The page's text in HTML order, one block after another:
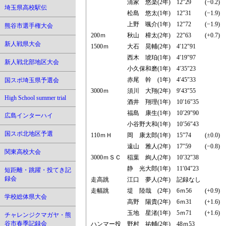
埼玉県高校駅伝
熊谷市選手権大会
新人戦県大会
新人戦北部地区大会
国スポ埼玉県予選会
High School summer trial
広島インターハイ
国スポ北地区予選
関東高校大会
短距離・跳躍・投てき記
録会
学校総体県大会
チャレンジクマガヤ・熊
谷市春季記録会
清家 悠楽(2年) 12″29
(−0.2)
松島 悠太(1年)
12″31
(−1.9)
上野 颯介(1年)
12″72
(−1.9)
200ｍ
秋山 樟太(2年) 22″63
(+0.7)
1500ｍ
大石 晃輔(2年)
4′12″91
西木 琥珀(1年)
4′19″97
小久保和磨(1年)
4′35″23
赤尾 幹 (1年)
4′45″33
3000ｍ
須川 大翔(2年)
9′43″55
酒井 翔理(1年)
10′16″35
福島 康生(1年)
10′29″90
小谷野大和(1年)
10′56″43
110ｍＨ
岡 康太郎(1年) 15″74
(±0.0)
遠山 雅人(2年)
17″59
(−0.8)
3000ｍＳＣ
稲葉 絢人(2年)
10′32″38
静 光大郎(1年)
11′04″23
走高跳
江口 夢人(2年)
記録なし
走幅跳
堤 陸哉 (2年) 6ｍ56
(+0.9)
高野 陽貴(2年)
6ｍ31
(+1.6)
玉地 星渚(1年)
5ｍ71
(+1.6)
ハンマー投
野村 祐輔(2年) 48ｍ53